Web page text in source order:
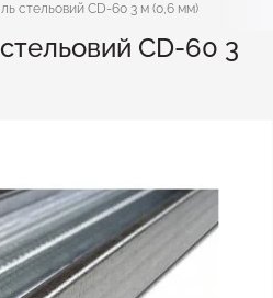
стельовий CD-60 3 м (0,6 мм)
CD-60 3